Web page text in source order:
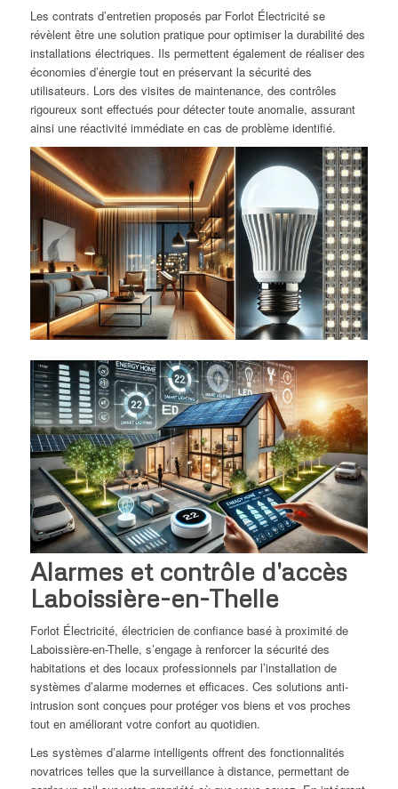
Les contrats d’entretien proposés par Forlot Électricité se
révèlent être une solution pratique pour optimiser la durabilité des
installations électriques. Ils permettent également de réaliser des
économies d’énergie tout en préservant la sécurité des
utilisateurs. Lors des visites de maintenance, des contrôles
rigoureux sont effectués pour détecter toute anomalie, assurant
ainsi une réactivité immédiate en cas de problème identifié.
Alarmes et contrôle d'accès
Laboissière-en-Thelle
Forlot Électricité, électricien de confiance basé à proximité de
Laboissière-en-Thelle, s’engage à renforcer la sécurité des
habitations et des locaux professionnels par l’installation de
systèmes d’alarme modernes et efficaces. Ces solutions anti-
intrusion sont conçues pour protéger vos biens et vos proches
tout en améliorant votre confort au quotidien.
Les systèmes d’alarme intelligents offrent des fonctionnalités
novatrices telles que la surveillance à distance, permettant de